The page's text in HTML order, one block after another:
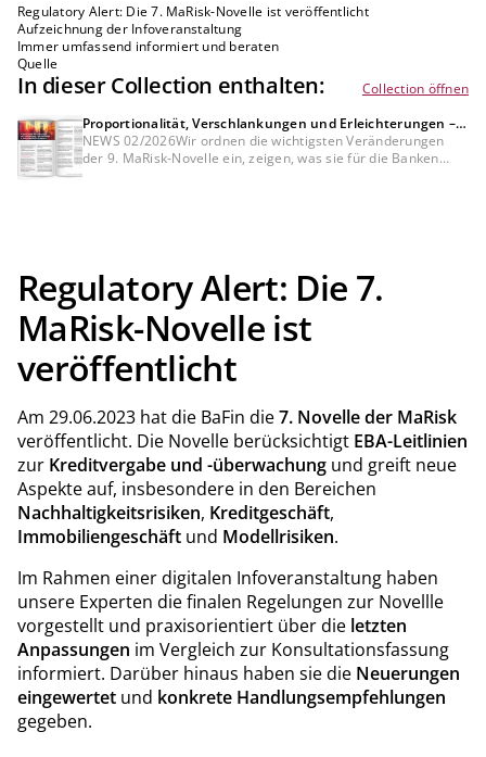
Regulatory Alert: Die 7. MaRisk-Novelle ist veröffentlicht
Aufzeichnung der Infoveranstaltung
Immer umfassend informiert und beraten
Quelle
In dieser Collection enthalten:
Collection öffnen
Proportionalität, Verschlankungen und Erleichterungen –
was bedeutet die 9. MaRisk-Novelle für die Banken?
NEWS 02/2026Wir ordnen die wichtigsten Veränderungen
der 9. MaRisk-Novelle ein, zeigen, was sie für die Banken
Regulatory Alert: Die 7.
MaRisk-Novelle ist
veröffentlicht
Am 29.06.2023 hat die BaFin die7. Novelle der MaRisk
veröffentlicht. Die Novelle berücksichtigt EBA-Leitlinien
zur Kreditvergabe und -überwachung und greift neue
Aspekte auf, insbesondere in den Bereichen
Nachhaltigkeitsrisiken, Kreditgeschäft,
Immobiliengeschäft und Modellrisiken.
Im Rahmen einer digitalen Infoveranstaltung haben
unsere Experten die finalen Regelungen zur Novellle
vorgestellt und praxisorientiert über die letzten
Anpassungen im Vergleich zur Konsultationsfassung
informiert. Darüber hinaus haben sie die Neuerungen
eingewertet und konkrete Handlungsempfehlungen
gegeben.